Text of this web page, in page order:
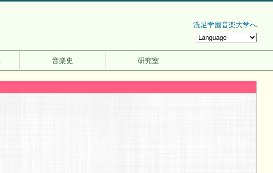
洗足学園音楽大学へ
音楽史 研究室